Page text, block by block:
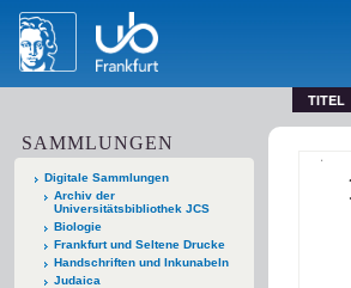
TITEL
SAMMLUNGEN
Digitale Sammlungen
Archiv der
Universitätsbibliothek JCS
Biologie
Frankfurt und Seltene Drucke
Handschriften und Inkunabeln
Judaica